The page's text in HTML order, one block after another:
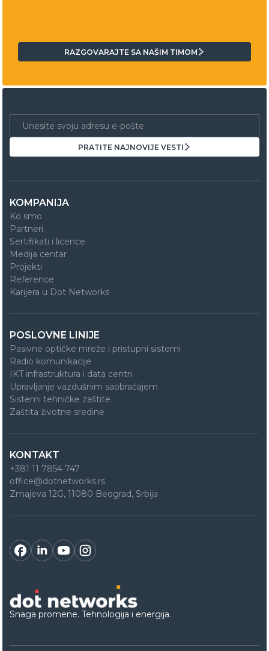
RAZGOVARAJTE SA NAŠIM TIMOM
RAZGOVARAJTE SA NAŠIM TIMOM
PRATITE NAJNOVIJE VESTI
PRATITE NAJNOVIJE VESTI
KOMPANIJA
Ko smo
Partneri
Sertifikati i licence
Medija centar
Projekti
Reference
Karijera u Dot Networks
POSLOVNE LINIJE
Pasivne optičke mreže i pristupni sistemi
Radio komunikacije
IKT infrastruktura i data centri
Upravljanje vazdušnim saobraćajem
Sistemi tehničke zaštite
Zaštita životne sredine
KONTAKT
+381 11 7854 747
office@dotnetworks.rs
Zmajeva 12G, 11080 Beograd, Srbija
Snaga promene. Tehnologija i energija.